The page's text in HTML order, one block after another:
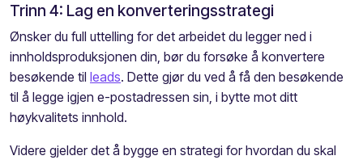
Trinn 4: Lag en konverteringsstrategi
Ønsker du full uttelling for det arbeidet du legger ned i
innholdsproduksjonen din, bør du forsøke å konvertere
besøkende til leads. Dette gjør du ved å få den besøkende
til å legge igjen e-postadressen sin, i bytte mot ditt
høykvalitets innhold.
Videre gjelder det å bygge en strategi for hvordan du skal